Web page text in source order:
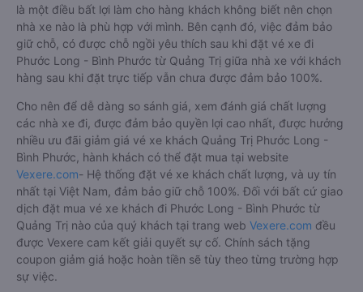
là một điều bất lợi làm cho hàng khách không biết nên chọn
nhà xe nào là phù hợp với mình. Bên cạnh đó, việc đảm bảo
giữ chỗ, có được chỗ ngồi yêu thích sau khi đặt vé xe đi
Phước Long - Bình Phước từ Quảng Trị giữa nhà xe với khách
hàng sau khi đặt trực tiếp vẫn chưa được đảm bảo 100%.
Cho nên để dễ dàng so sánh giá, xem đánh giá chất lượng
các nhà xe đi, được đảm bảo quyền lợi cao nhất, được hưởng
nhiều ưu đãi giảm giá vé xe khách Quảng Trị Phước Long -
Bình Phước, hành khách có thể đặt mua tại website
Vexere.com- Hệ thống đặt vé xe khách chất lượng, và uy tín
nhất tại Việt Nam, đảm bảo giữ chỗ 100%. Đối với bất cứ giao
dịch đặt mua vé xe khách đi Phước Long - Bình Phước từ
Quảng Trị nào của quý khách tại trang web Vexere.com đều
được Vexere cam kết giải quyết sự cố. Chính sách tặng
coupon giảm giá hoặc hoàn tiền sẽ tùy theo từng trường hợp
sự việc.